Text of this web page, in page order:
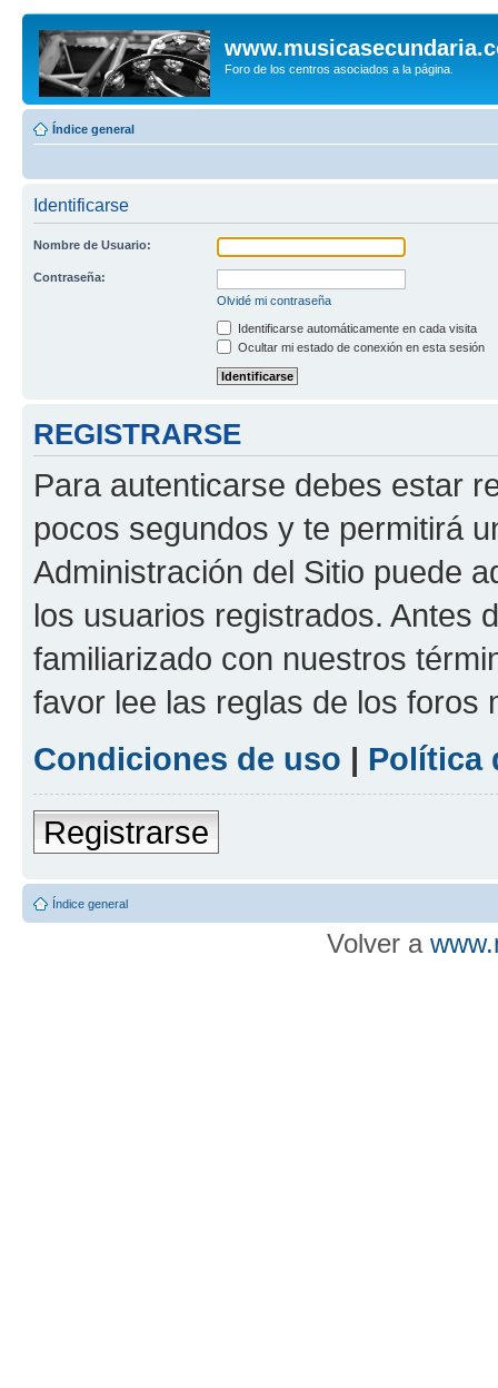
Foro de los centros asociados a la página.
Índice general
Identificarse
Nombre de Usuario:
Contraseña:
Olvidé mi contraseña
Identificarse automáticamente en cada visita
Ocultar mi estado de conexión en esta sesión
REGISTRARSE
Para autenticarse debes estar
pocos segundos y te permitirá
Administración del Sitio puede
los usuarios registrados. Antes
familiarizado con nuestros
favor lee las reglas de los foros
Condiciones de uso | Política
Registrarse
Índice general
Volver a